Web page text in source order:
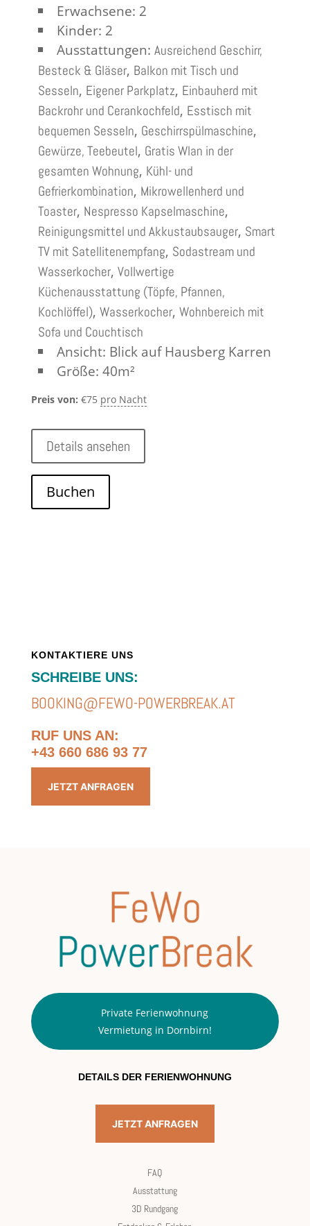
Erwachsene: 2
Kinder: 2
Ausstattungen: Ausreichend Geschirr,
Besteck & Gläser, Balkon mit Tisch und
Sesseln, Eigener Parkplatz, Einbauherd mit
Backrohr und Cerankochfeld, Esstisch mit
bequemen Sesseln, Geschirrspülmaschine,
Gewürze, Teebeutel, Gratis Wlan in der
gesamten Wohnung, Kühl- und
Gefrierkombination, Mikrowellenherd und
Toaster, Nespresso Kapselmaschine,
Reinigungsmittel und Akkustaubsauger, Smart
TV mit Satellitenempfang, Sodastream und
Wasserkocher, Vollwertige
Küchenausstattung (Töpfe, Pfannen,
Kochlöffel), Wasserkocher, Wohnbereich mit
Sofa und Couchtisch
Ansicht: Blick auf Hausberg Karren
Größe: 40m²
Preis von: €75 pro Nacht
Details ansehen
Buchen
KONTAKTIERE UNS
SCHREIBE UNS:
BOOKING@FEWO-POWERBREAK.AT
RUF UNS AN:
+43 660 686 93 77
JETZT ANFRAGEN
Private Ferienwohnung
Vermietung in Dornbirn!
DETAILS DER FERIENWOHNUNG
JETZT ANFRAGEN
FAQ
Ausstattung
3D Rundgang